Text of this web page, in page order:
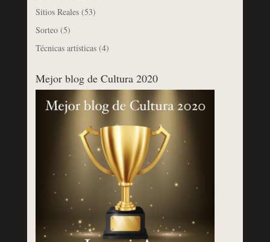
Sitios Reales(53)
Sorteo(5)
Técnicas artísticas(4)
Mejor blog de Cultura 2020